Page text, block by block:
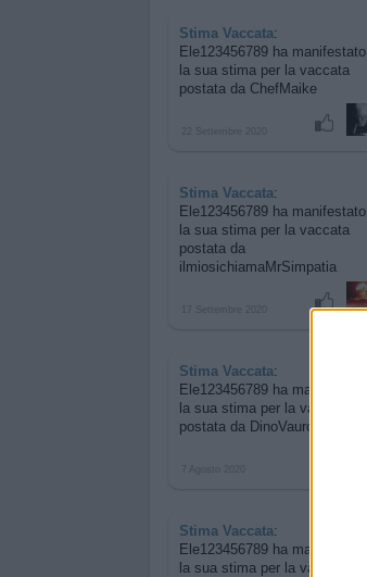
Stima Vaccata:
Ele123456789 ha manifestato
la sua stima per la vaccata
postata da ChefMaike
Stima Vaccata:
Ele123456789 ha manifestato
la sua stima per la vaccata
postata da
ilmiosichiamaMrSimpatia
Stima Vaccata:
Ele123456789 ha manifestato
la sua stima per la vaccata
postata da DinoVauro
Stima Vaccata:
Ele123456789 ha manifestato
la sua stima per la vaccata